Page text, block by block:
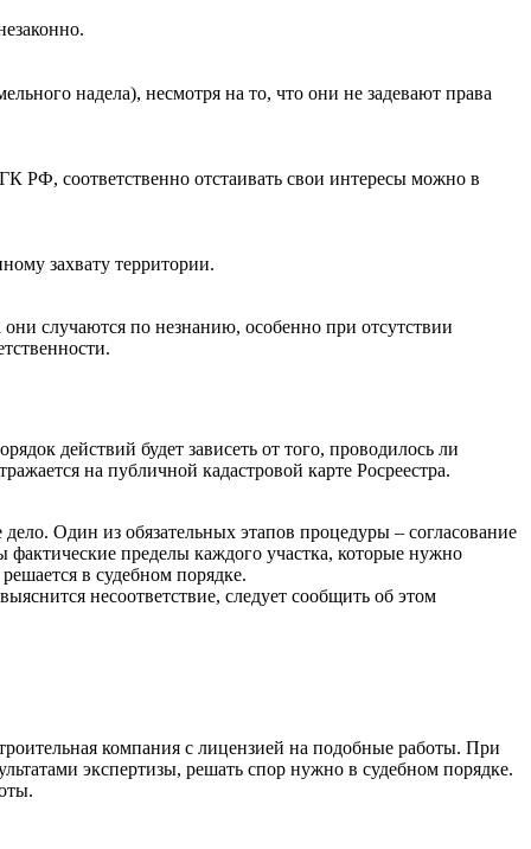
надела), несмотря на то, что они не задевают права
РФ, соответственно отстаивать свои интересы можно в
захвату территории.
случаются по незнанию, особенно при отсутствии
действий будет зависеть от того, проводилось ли
на публичной кадастровой карте Росреестра.
Один из обязательных этапов процедуры – согласование
фактические пределы каждого участка, которые нужно
в судебном порядке.
несоответствие, следует сообщить об этом
компания с лицензией на подобные работы. При
экспертизы, решать спор нужно в судебном порядке.